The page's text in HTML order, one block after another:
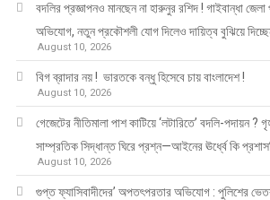
বদলির প্রজ্ঞাপনও মানছেন না হারুনুর রশিদ ! গাইবান্ধা
অভিযোগ, নতুন প্রকৌশলী যোগ দিলেও দায়িত্ব বুঝিয়ে
August 10, 2026
বিগ ব্রাদার নয় ! ভারতকে বন্ধু হিসেবে চায় বাংলাদেশ !
August 10, 2026
গেজেটের নীতিমালা পাশ কাটিয়ে ‘লটারিতে’ বদলি-পদায়ন ?
সাম্প্রতিক সিদ্ধান্ত ঘিরে প্রশ্ন—আইনের ঊর্ধ্বে কি
August 10, 2026
গুপ্ত ফ্যাসিবাদীদের’ অপতৎপরতার অভিযোগ : পুলিশের